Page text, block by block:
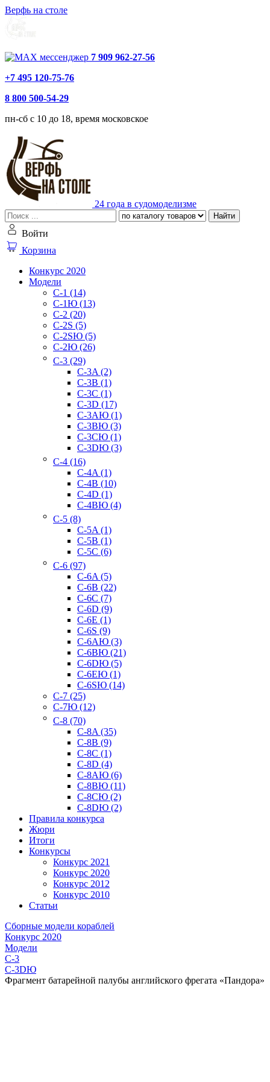
Верфь на столе
7 909 962-27-56
+7 495 120-75-76
8 800 500-54-29
пн-сб с 10 до 18, время московское
24 года в судомоделизме
Найти
Войти
Корзина
Конкурс 2020
Модели
C-1 (14)
C-1Ю (13)
C-2 (20)
C-2S (5)
C-2SЮ (5)
C-2Ю (26)
C-3 (29)
C-3A (2)
C-3B (1)
C-3C (1)
C-3D (17)
C-3AЮ (1)
C-3BЮ (3)
C-3CЮ (1)
C-3DЮ (3)
C-4 (16)
C-4A (1)
C-4B (10)
C-4D (1)
C-4BЮ (4)
C-5 (8)
C-5A (1)
C-5B (1)
C-5C (6)
C-6 (97)
C-6A (5)
C-6B (22)
C-6C (7)
C-6D (9)
C-6E (1)
C-6S (9)
C-6AЮ (3)
C-6BЮ (21)
C-6DЮ (5)
C-6EЮ (1)
C-6SЮ (14)
C-7 (25)
C-7Ю (12)
C-8 (70)
C-8A (35)
C-8B (9)
C-8C (1)
C-8D (4)
C-8AЮ (6)
C-8BЮ (11)
C-8CЮ (2)
C-8DЮ (2)
Правила конкурса
Жюри
Итоги
Конкурсы
Конкурс 2021
Конкурс 2020
Конкурс 2012
Конкурс 2010
Статьи
Сборные модели кораблей
Конкурс 2020
Модели
C-3
C-3DЮ
Фрагмент батарейной палубы английского фрегата «Пандора»